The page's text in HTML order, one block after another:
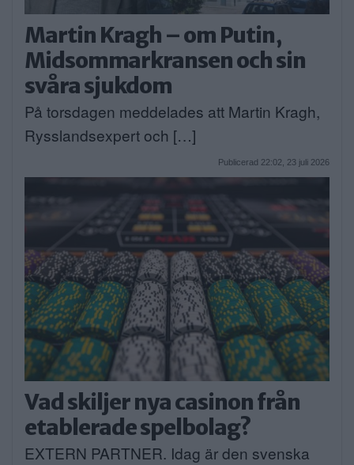
Martin Kragh – om Putin,
Midsommarkransen och sin
svåra sjukdom
På torsdagen meddelades att Martin Kragh,
Rysslandsexpert och […]
Publicerad 22:02, 23 juli 2026
Vad skiljer nya casinon från
etablerade spelbolag?
EXTERN PARTNER. Idag är den svenska